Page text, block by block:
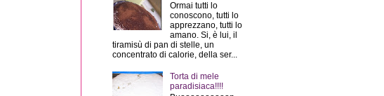
Ormai tutti lo
conoscono, tutti lo
apprezzano, tutti lo
amano. Si, è lui, il
tiramisù di pan di stelle, un
concentrato di calorie, della ser...
Torta di mele
paradisiaca!!!!